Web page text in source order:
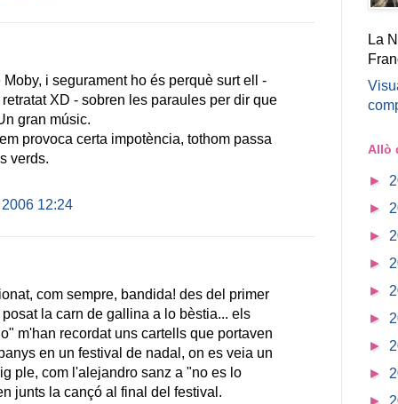
i segurament ho és perquè surt ell -
XD - sobren les paraules per dir que
gran músic.
provoca certa impotència, tothom passa
verds.
12:24
com sempre, bandida! des del primer
la carn de gallina a lo bèstia... els
m'han recordat uns cartells que portaven
en un festival de nadal, on es veia un
ple, com l'alejandro sanz a "no es lo
junts la cançó al final del festival.
La
Allò
►
►
►
►
►
►
►
►